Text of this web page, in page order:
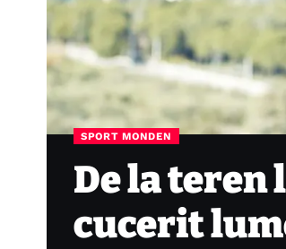
SPORT MONDEN
De la
cucerit